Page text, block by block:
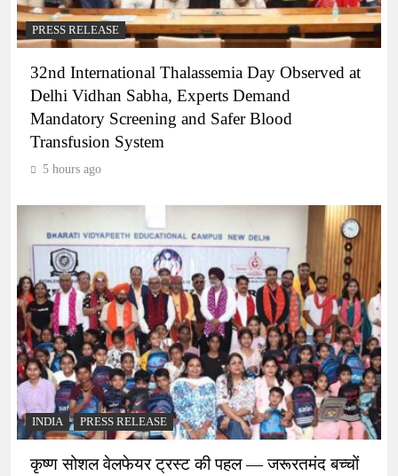
PRESS RELEASE
32nd International Thalassemia Day Observed at
Delhi Vidhan Sabha, Experts Demand
Mandatory Screening and Safer Blood
Transfusion System
5 hours ago
INDIA PRESS RELEASE
कृष्ण सोशल वेलफेयर ट्रस्ट की पहल — जरूरतमंद बच्चों